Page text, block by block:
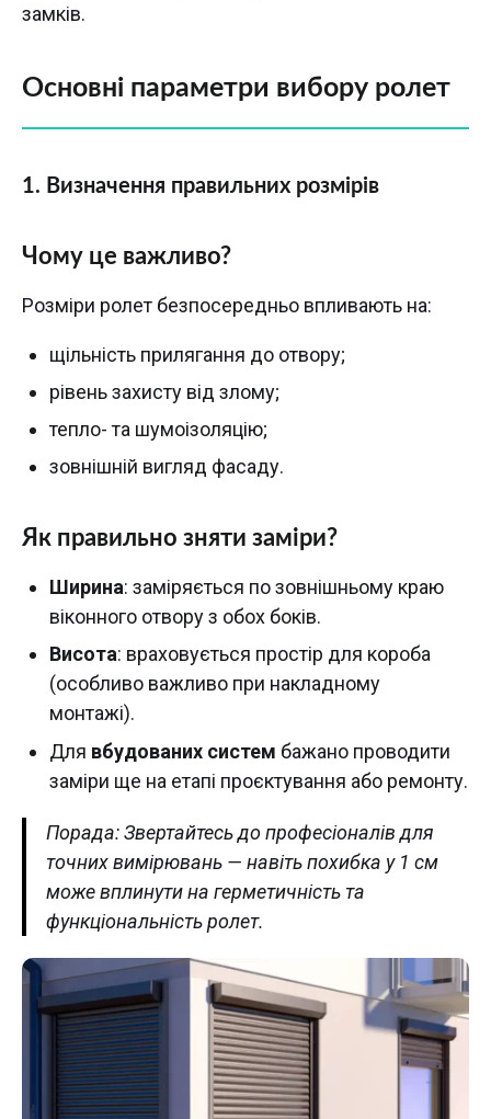
замків.
Основні параметри вибору ролет
1. Визначення правильних розмірів
Чому це важливо?
Розміри ролет безпосередньо впливають на:
щільність прилягання до отвору;
рівень захисту від злому;
тепло- та шумоізоляцію;
зовнішній вигляд фасаду.
Як правильно зняти заміри?
Ширина: заміряється по зовнішньому краю
віконного отвору з обох боків.
Висота: враховується простір для короба
(особливо важливо при накладному
монтажі).
Для вбудованих систем бажано проводити
заміри ще на етапі проєктування або ремонту.
Порада: Звертайтесь до професіоналів для
точних вимірювань — навіть похибка у 1 см
може вплинути на герметичність та
функціональність ролет.